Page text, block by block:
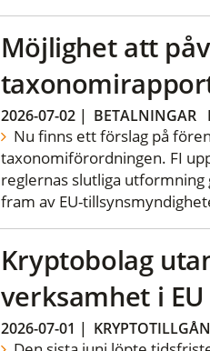
Möjlighet att
2026-07-02| BETALNINGAR
Nu finns ett förslag på
taxonomiförordningen. FI
reglernas slutliga
fram av EU-
Kryptobolag
verksamhet i EU
2026-07-01 |